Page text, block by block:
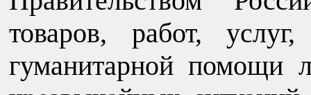
товаров, работ,
гуманитарной помощи